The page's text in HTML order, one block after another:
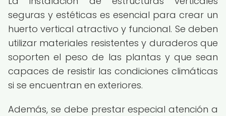
seguras y estéticas es esencial para crear un
huerto vertical atractivo y funcional. Se deben
utilizar materiales resistentes y duraderos que
soporten el peso de las plantas y que sean
capaces de resistir las condiciones climáticas
si se encuentran en exteriores.
Además, se debe prestar especial atención a